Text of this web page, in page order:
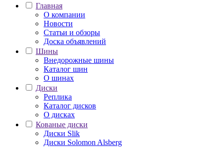
Главная
О компании
Новости
Статьи и обзоры
Доска объявлений
Шины
Внедорожные шины
Каталог шин
О шинах
Диски
Реплика
Каталог дисков
О дисках
Кованые диски
Диски Slik
Диски Solomon Alsberg